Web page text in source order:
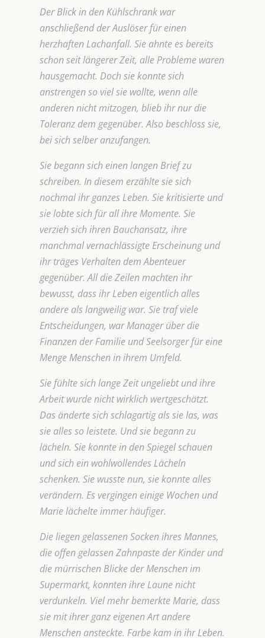
Der Blick in den Kühlschrank war
anschließend der Auslöser für einen
herzhaften Lachanfall. Sie ahnte es bereits
schon seit längerer Zeit, alle Probleme waren
hausgemacht. Doch sie konnte sich
anstrengen so viel sie wollte, wenn alle
anderen nicht mitzogen, blieb ihr nur die
Toleranz dem gegenüber. Also beschloss sie,
bei sich selber anzufangen.
Sie begann sich einen langen Brief zu
schreiben. In diesem erzählte sie sich
nochmal ihr ganzes Leben. Sie kritisierte und
sie lobte sich für all ihre Momente. Sie
verzieh sich ihren Bauchansatz, ihre
manchmal vernachlässigte Erscheinung und
ihr träges Verhalten dem Abenteuer
gegenüber. All die Zeilen machten ihr
bewusst, dass ihr Leben eigentlich alles
andere als langweilig war. Sie traf viele
Entscheidungen, war Manager über die
Finanzen der Familie und Seelsorger für eine
Menge Menschen in ihrem Umfeld.
Sie fühlte sich lange Zeit ungeliebt und ihre
Arbeit wurde nicht wirklich wertgeschätzt.
Das änderte sich schlagartig als sie las, was
sie alles so leistete. Und sie begann zu
lächeln. Sie konnte in den Spiegel schauen
und sich ein wohlwollendes Lächeln
schenken. Sie wusste nun, sie konnte alles
verändern. Es vergingen einige Wochen und
Marie lächelte immer häufiger.
Die liegen gelassenen Socken ihres Mannes,
die offen gelassen Zahnpaste der Kinder und
die mürrischen Blicke der Menschen im
Supermarkt, konnten ihre Laune nicht
verdunkeln. Viel mehr bemerkte Marie, dass
sie mit ihrer ganz eigenen Art andere
Menschen ansteckte. Farbe kam in ihr Leben.